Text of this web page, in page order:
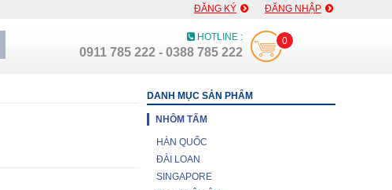
ĐĂNG KÝ ĐĂNG NHẬP
HOTLINE :
0911 785 222 - 0388 785 222
0
DANH MỤC SẢN PHẨM
NHÔM TẤM
HÀN QUỐC
ĐÀI LOAN
SINGAPORE